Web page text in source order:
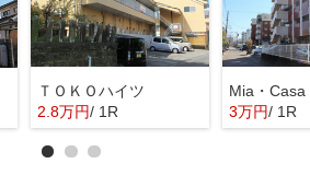
ＴＯＫＯハイツ
2.8万円/ 1R
Mia・Casa
3万円/ 1R